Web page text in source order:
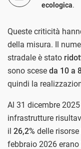
ecologica.
Queste criticità
della misura. Il
stradale è stato
sono scese da 10 a
quindi la
Al 31 dicembre
infrastrutture
il 26,2% delle
febbraio 2026 erano